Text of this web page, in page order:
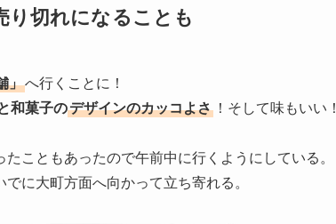
り切れになることも
」へ行くことに！
和菓子のデザインのカッコよさ ！そして味もいい！
こともあったので午前中に行くようにしている。
に大町方面へ向かって立ち寄れる。